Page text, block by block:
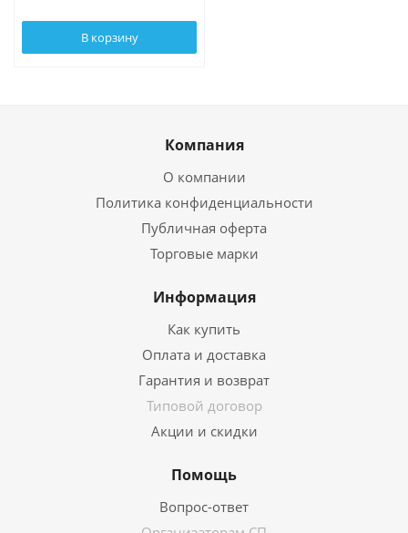
В корзину
Компания
О компании
Политика конфиденциальности
Публичная оферта
Торговые марки
Информация
Как купить
Оплата и доставка
Гарантия и возврат
Типовой договор
Акции и скидки
Помощь
Вопрос-ответ